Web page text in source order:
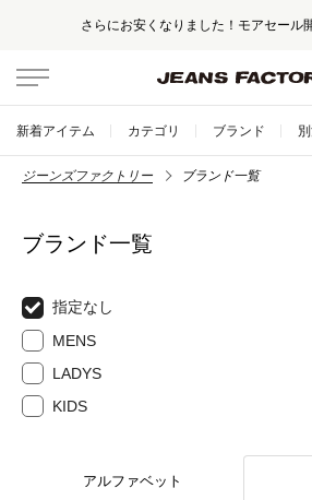
さらにお安くなりました！モアセール
新着アイテム カテゴリ ブランド
ジーンズファクトリー ブランド一覧
ブランド一覧
指定なし
MENS
LADYS
KIDS
アルファベット